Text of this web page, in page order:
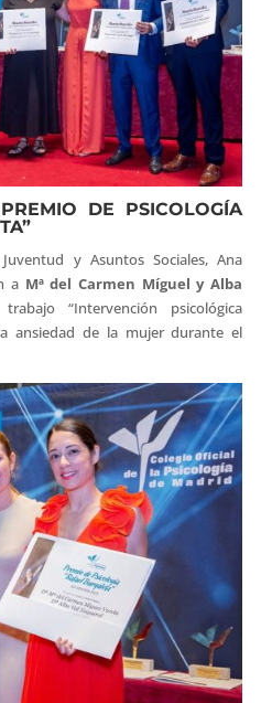
DE PSICOLOGÍA
y Asuntos Sociales, Ana
a Mª del Carmen Míguel y Alba
“Intervención psicológica
ansiedad de la mujer durante el